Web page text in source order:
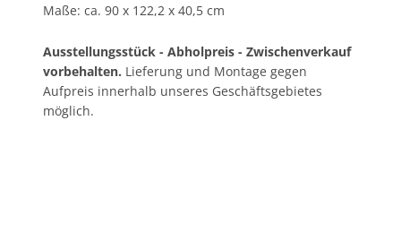
Maße: ca. 90 x 122,2 x 40,5 cm
Ausstellungsstück - Abholpreis - Zwischenverkauf
vorbehalten. Lieferung und Montage gegen
Aufpreis innerhalb unseres Geschäftsgebietes
möglich.